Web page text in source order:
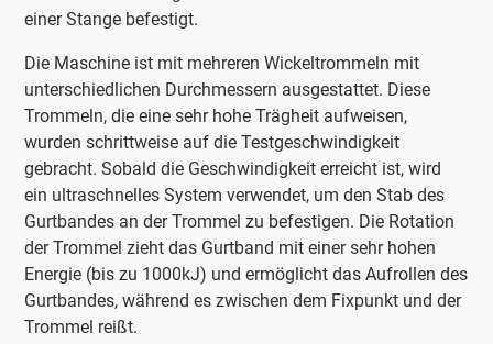
einer Stange befestigt.
Die Maschine ist mit mehreren Wickeltrommeln mit
unterschiedlichen Durchmessern ausgestattet. Diese
Trommeln, die eine sehr hohe Trägheit aufweisen,
wurden schrittweise auf die Testgeschwindigkeit
gebracht. Sobald die Geschwindigkeit erreicht ist, wird
ein ultraschnelles System verwendet, um den Stab des
Gurtbandes an der Trommel zu befestigen. Die Rotation
der Trommel zieht das Gurtband mit einer sehr hohen
Energie (bis zu 1000kJ) und ermöglicht das Aufrollen des
Gurtbandes, während es zwischen dem Fixpunkt und der
Trommel reißt.